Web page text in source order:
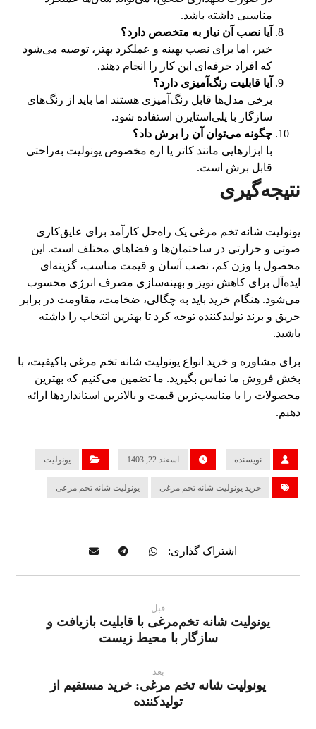
مناسبی داشته باشد.
آیا نصب آن نیاز به متخصص دارد؟
خیر، اما برای نصب بهینه و عملکرد بهتر، توصیه می‌شود
که افراد حرفه‌ای این کار را انجام دهند.
آیا قابلیت رنگ‌آمیزی دارد؟
برخی مدل‌ها قابل رنگ‌آمیزی هستند اما باید از رنگ‌های
سازگار با پلی‌استایرن استفاده شود.
چگونه می‌توان آن را برش داد؟
با ابزارهایی مانند کاتر یا اره مخصوص یونولیت به‌راحتی
قابل برش است.
نتیجه‌گیری
یونولیت شانه تخم مرغی یک راه‌حل کارآمد برای عایق‌کاری
صوتی و حرارتی در ساختمان‌ها و فضاهای مختلف است. این
محصول با وزن کم، نصب آسان و قیمت مناسب، گزینه‌ای
ایده‌آل برای کاهش نویز و بهینه‌سازی مصرف انرژی محسوب
می‌شود. هنگام خرید باید به چگالی، ضخامت، مقاومت در برابر
حریق و برند تولیدکننده توجه کرد تا بهترین انتخاب را داشته
باشید.
برای مشاوره و خرید انواع یونولیت شانه تخم مرغی باکیفیت، با
بخش فروش ما تماس بگیرید. ما تضمین می‌کنیم که بهترین
محصولات را با مناسب‌ترین قیمت و بالاترین استانداردها ارائه
دهیم.
نویسنده اسفند 22, 1403 یونولیت
خرید یونولیت شانه تخم مرغی یونولیت شانه تخم مرعی
قبل
یونولیت شانه تخم‌مرغی با قابلیت بازیافت و
سازگار با محیط زیست
بعد
یونولیت شانه تخم مرغی: خرید مستقیم از
تولیدکننده